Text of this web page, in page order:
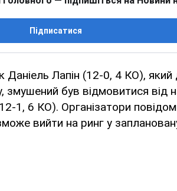
Підписатися
Даніель Лапін (12-0, 4 КО), який
змушений був відмовитися від
1, 6 КО). Організатори
вийти на ринг у